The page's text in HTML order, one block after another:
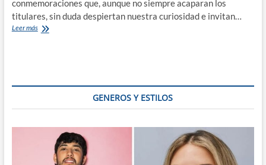
conmemoraciones que, aunque no siempre acaparan los
titulares, sin duda despiertan nuestra curiosidad e invitan…
Leer másJunio
Existían!
GENEROS Y ESTILOS